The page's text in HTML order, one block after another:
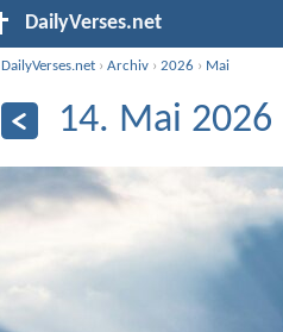
DailyVerses.net
DailyVerses.net ›Archiv ›2026 › Mai
14. Mai 2026